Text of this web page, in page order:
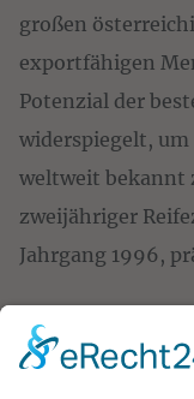
großen
exportfähigen
Potenzial der
widerspiegelt,
weltweit bekannt
zweijähriger
Jahrgang 1996,